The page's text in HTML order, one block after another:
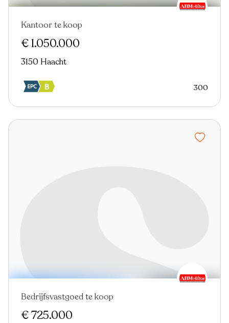
Nieuw
Kantoor te koop
€ 1.050.000
3150 Haacht
300
Nieuw
Bedrijfsvastgoed te koop
€ 725.000